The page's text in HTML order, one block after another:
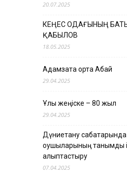
20.07.2025
КЕҢЕС ОДАҒЫНЫҢ
ҚАБЫЛОВ
18.05.2025
Адамзатқа ортақ Абай
29.04.2025
Ұлы жеңіске – 80 жыл
29.04.2025
Дүниетану
оқушыларының танымдық
қалыптастыру
07.04.2025